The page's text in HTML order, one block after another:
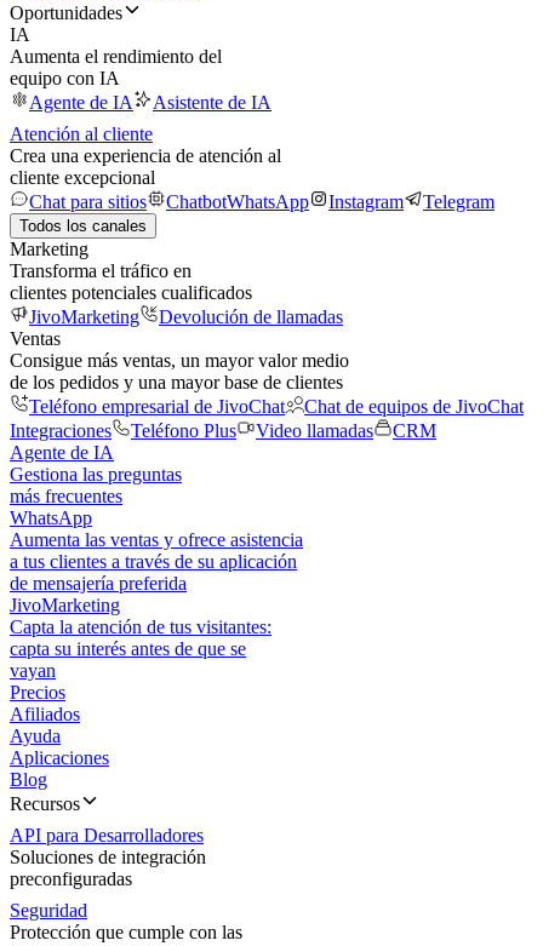
Oportunidades
IA
Aumenta el rendimiento del
equipo con IA
Agente de IA
Asistente de IA
Atención al cliente
Crea una experiencia de atención al
cliente excepcional
Chat para sitios
ChatbotWhatsApp Instagram Telegram
Todos los canales
Marketing
Transforma el tráfico en
clientes potenciales cualificados
JivoMarketing
Devolución de llamadas
Ventas
Consigue más ventas, un mayor valor medio
de los pedidos y una mayor base de clientes
Teléfono empresarial de JivoChat
Chat de equipos de JivoChat
Integraciones
Teléfono Plus Video llamadas
CRM
Agente de IA
Gestiona las preguntas
más frecuentes
WhatsApp
Aumenta las ventas y ofrece asistencia
a tus clientes a través de su aplicación
de mensajería preferida
JivoMarketing
Capta la atención de tus visitantes:
capta su interés antes de que se
vayan
Precios
Afiliados
Ayuda
Aplicaciones
Blog
Recursos
API para Desarrolladores
Soluciones de integración
preconfiguradas
Seguridad
Protección que cumple con las